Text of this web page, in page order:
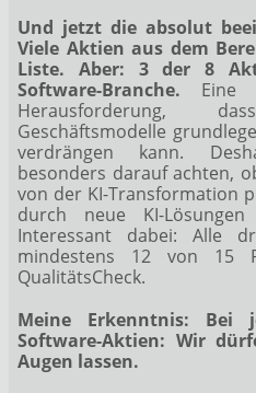
Und jetzt die absolut
Viele Aktien aus dem
Liste. Aber: 3 der 8
Software-Branche. Eine
Herausforderung,
Geschäftsmodelle
verdrängen kann.
besonders darauf achten,
von der KI-Transformation
durch neue KI-
Interessant dabei: Alle
mindestens 12 von 15
QualitätsCheck.
Meine Erkenntnis: Bei
Software-Aktien: Wir
Augen lassen.